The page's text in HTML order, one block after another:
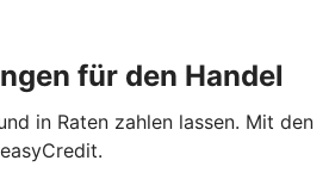
für den Handel
in Raten zahlen lassen. Mit den